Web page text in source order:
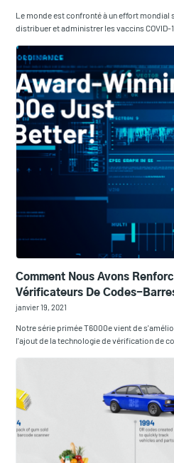
Le monde est confronté à un effort mondial
distribuer et administrer les vaccins COVID-
Comment Nous Avons
Vérificateurs De Codes-
janvier 19, 2021
Notre série primée T6000e vient de
l'ajout de la technologie de vérification de